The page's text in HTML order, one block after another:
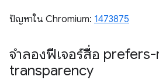
ปัญหาใน Chromium: 1473875
จำลองฟีเจอร์สื่อ
transparency